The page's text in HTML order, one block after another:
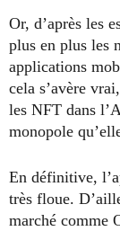
Or, d’après les
plus en plus les
applications
cela s’avère
les NFT dans
monopole
En définitive,
très floue.
marché comme